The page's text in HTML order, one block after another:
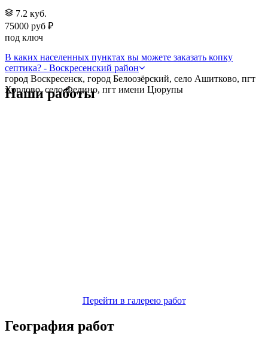
7.2 куб.
75000 руб ₽
под ключ
В каких населенных пунктах вы можете заказать копку
септика? - Воскресенский район
город Воскресенск, город Белоозёрский, село Ашитково, пгт
Хорлово, село Федино, пгт имени Цюрупы
Наши работы
Перейти в галерею работ
География работ